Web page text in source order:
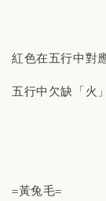
紅色在五行中對
五行中欠缺「火
=黃兔毛=